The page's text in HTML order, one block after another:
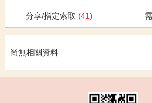
學園從失敗經驗淬練的力量。
服務對象：
轉至學園接受適性教育者，或經學校輔
分享/指定索取 (41)
尚無相關資料